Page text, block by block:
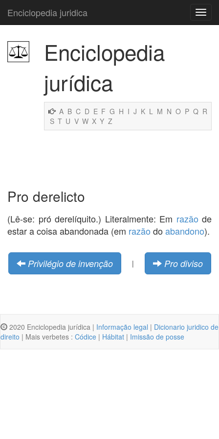
Enciclopedia juridica
Enciclopedia
jurídica
A B C D E F G H I J K L M N O P Q R
S T U V W X Y Z
Pro derelicto
(Lê-se: pró derelíquito.) Literalmente: Em razão de
estar a coisa abandonada (em razão do abandono).
Privilégio de invenção | Pro diviso
2020 Enciclopedia jurídica | Informação legal | Dicionario juridico de
direito | Mais verbetes : Códice | Hábitat | Imissão de posse